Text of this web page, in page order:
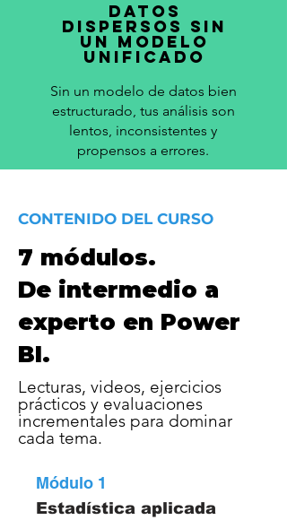
Datos
dispersos sin
un modelo
unificado
Sin un modelo de datos bien
estructurado, tus análisis son
lentos, inconsistentes y
propensos a errores.
CONTENIDO DEL CURSO
7 módulos.
De intermedio a
experto en Power
BI.
Lecturas, videos, ejercicios
prácticos y evaluaciones
incrementales para dominar
cada tema.
Módulo 1
Estadística aplicada